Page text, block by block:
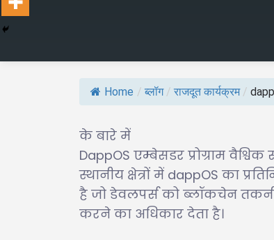
Home / ब्लॉग / राजदूत कार्यक्रम /
के बारे में
DappOS एम्बेसडर प्रोग्राम
स्थानीय क्षेत्रों में dappOS का
है जो डेवलपर्स को ब्लॉकचेन
करने का अधिकार देता है।